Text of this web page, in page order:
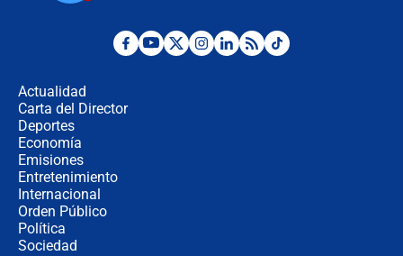
Posesión de Abelardo De La Espriella
Actualidad
Carta del Director
Deportes
Economía
Emisiones
Entretenimiento
Internacional
Orden Público
Política
Sociedad